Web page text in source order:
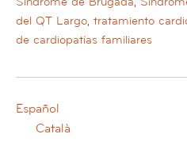
del QT Largo, tratamiento
de cardiopatías familiares
Español
Català